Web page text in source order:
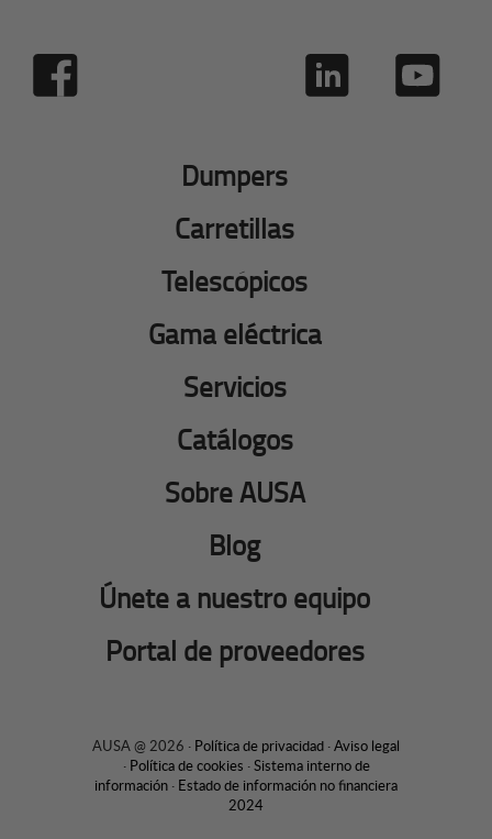
Dumpers
Carretillas
Telescópicos
Gama eléctrica
Servicios
Catálogos
Sobre AUSA
Blog
Únete a nuestro equipo
Portal de proveedores
AUSA @ 2026 · Política de privacidad ·Aviso legal
· Política de cookies ·Sistema interno de
información · Estado de información no financiera
2024